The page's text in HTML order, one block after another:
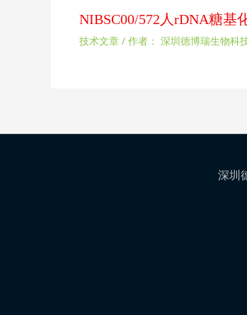
NIBSC00/572人rDNA糖基
技术文章 / 作者： 深圳德博瑞生物科
深圳